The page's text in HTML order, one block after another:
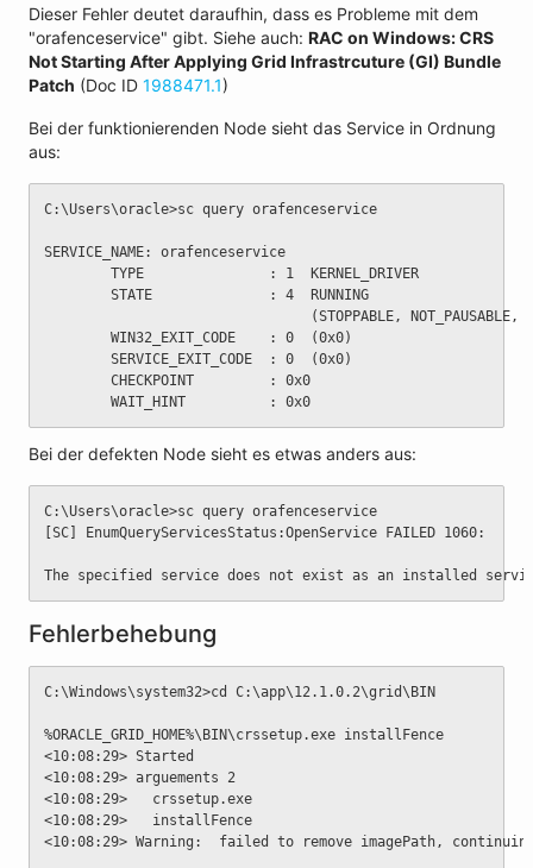
Dieser Fehler deutet daraufhin, dass es Probleme mit dem
"orafenceservice" gibt. Siehe auch: RAC on Windows: CRS
Not Starting After Applying Grid Infrastrcuture (GI) Bundle
Patch (Doc ID 1988471.1)
Bei der funktionierenden Node sieht das Service in Ordnung
aus:
C:\Users\oracle>sc query orafenceservice
SERVICE_NAME: orafenceservice
		TYPE               : 1  KERNEL_DRIVER
		STATE              : 4  RUNNING
(STOPPABLE,
		WIN32_EXIT_CODE    : 0  (0x0)
		SERVICE_EXIT_CODE  : 0  (0x0)
		CHECKPOINT         : 0x0
		WAIT_HINT          : 0x0
Bei der defekten Node sieht es etwas anders aus:
C:\Users\oracle>sc query orafenceservice
[SC] EnumQueryServicesStatus:OpenService FAILED 1060:
The specified service does not exist as an installed
Fehlerbehebung
C:\Windows\system32>cd C:\app\12.1.0.2\grid\BIN
%ORACLE_GRID_HOME%\BIN\crssetup.exe installFence
<10:08:29> Started
<10:08:29> arguements 2
<10:08:29>   crssetup.exe
<10:08:29>   installFence
<10:08:29> Warning:  failed to remove imagePath,